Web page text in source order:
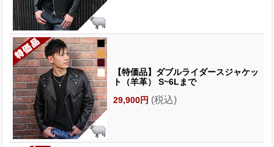
【特価品】ダブルライダースジャケッ
ト（羊革） S~6Lまで
29,900円 (税込)